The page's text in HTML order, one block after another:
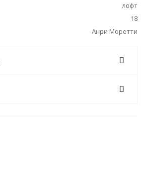
лофт
18
Анри Моретти